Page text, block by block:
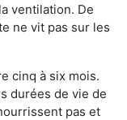
ventilation. De
ne vit pas sur les
cinq à six mois.
durées de vie de
pas et